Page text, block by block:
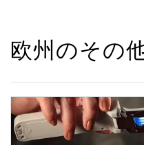
欧州のその